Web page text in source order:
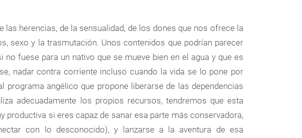
las herencias, de la sensualidad, de los dones que nos ofrece la
sexo y la trasmutación. Unos contenidos que podrían parecer
fuese para un nativo que se mueve bien en el agua y que es
nadar contra corriente incluso cuando la vida se lo pone por
programa angélico que propone liberarse de las dependencias
adecuadamente los propios recursos, tendremos que esta
productiva si eres capaz de sanar esa parte más conservadora,
con lo desconocido), y lanzarse a la aventura de esa